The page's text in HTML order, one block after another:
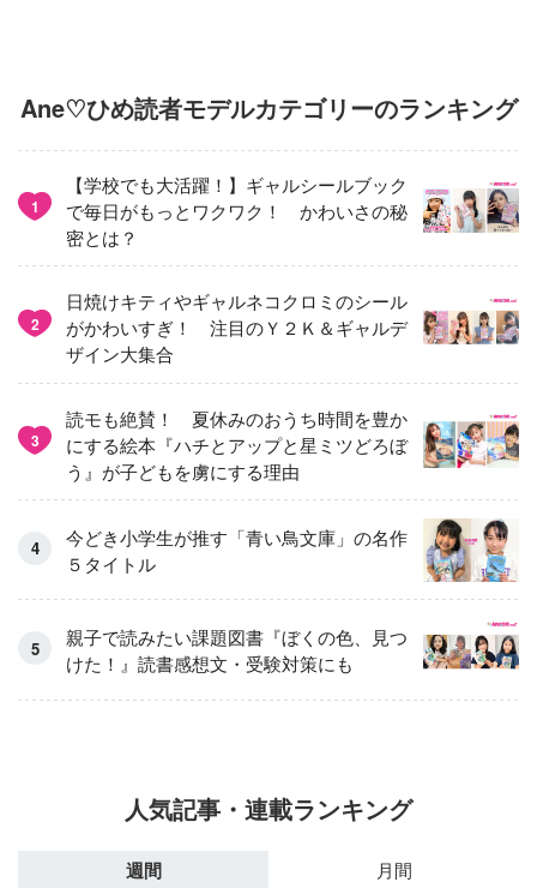
Ane♡ひめ読者モデルカテゴリーのランキング
1
【学校でも大活躍！】ギャルシールブック
で毎日がもっとワクワク！ かわいさの秘
密とは？
2
日焼けキティやギャルネコクロミのシール
がかわいすぎ！ 注目のＹ２Ｋ＆ギャルデ
ザイン大集合
3
読モも絶賛！ 夏休みのおうち時間を豊か
にする絵本『ハチとアップと星ミツどろぼ
う』が子どもを虜にする理由
今どき小学生が推す「青い鳥文庫」の名作
５タイトル
親子で読みたい課題図書『ぼくの色、見つ
けた！』読書感想文・受験対策にも
人気記事・連載ランキング
週間 月間